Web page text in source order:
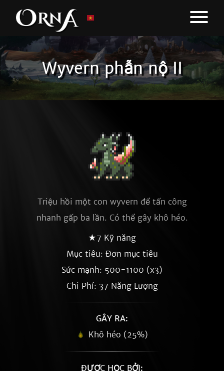
Wyvern phẫn nộ II
Triệu hồi một con wyvern để tấn công
nhanh gấp ba lần. Có thể gây khô héo.
★7 Kỹ năng
Mục tiêu: Đơn mục tiêu
Sức mạnh: 500-1100 (x3)
Chi Phí: 37 Năng Lượng
GÂY RA:
Khô héo (25%)
ĐƯỢC HỌC BỞI: